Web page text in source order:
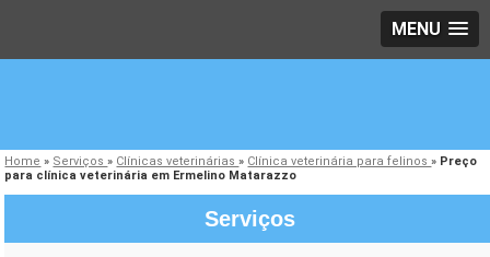
MENU
Home » Serviços» Clínicas veterinárias» Clínica veterinária para felinos» Preço
para clínica veterinária em Ermelino Matarazzo
Serviços